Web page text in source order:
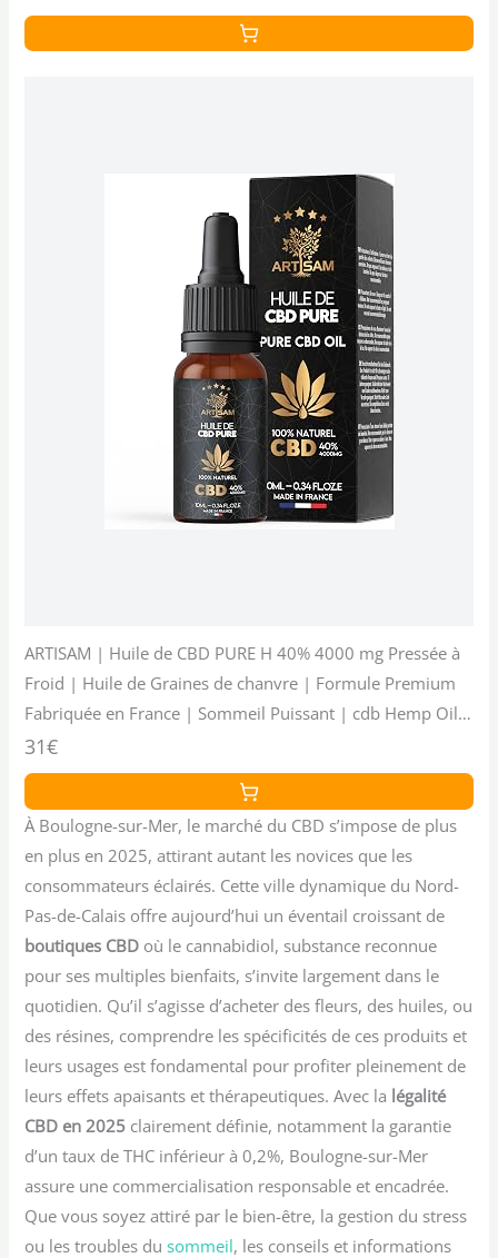
ARTISAM | Huile de CBD PURE H 40% 4000 mg Pressée à
Froid | Huile de Graines de chanvre | Formule Premium
Fabriquée en France | Sommeil Puissant | cdb Hemp Oil
herbe puff infusion Tisane hhc 10 ml
31€
À Boulogne-sur-Mer, le marché du CBD s’impose de plus
en plus en 2025, attirant autant les novices que les
consommateurs éclairés. Cette ville dynamique du Nord-
Pas-de-Calais offre aujourd’hui un éventail croissant de
boutiques CBD où le cannabidiol, substance reconnue
pour ses multiples bienfaits, s’invite largement dans le
quotidien. Qu’il s’agisse d’acheter des fleurs, des huiles, ou
des résines, comprendre les spécificités de ces produits et
leurs usages est fondamental pour profiter pleinement de
leurs effets apaisants et thérapeutiques. Avec la légalité
CBD en 2025 clairement définie, notamment la garantie
d’un taux de THC inférieur à 0,2%, Boulogne-sur-Mer
assure une commercialisation responsable et encadrée.
Que vous soyez attiré par le bien-être, la gestion du stress
ou les troubles dusommeil, les conseils et informations